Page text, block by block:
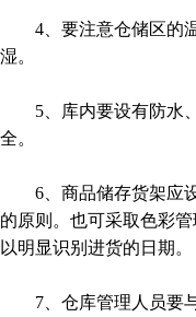
4、要注意仓储区的温
湿。
5、库内要设有防水、
全。
6、商品储存货架应设
的原则。也可采取色彩
以明显识别进货的日期。
7、仓库管理人员要与